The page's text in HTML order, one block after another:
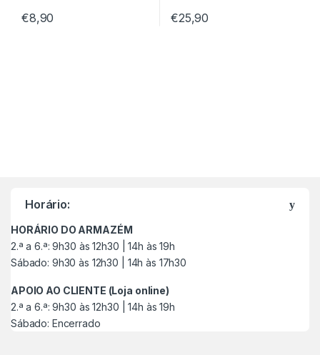
€8,90 €25,90
Horário:
HORÁRIO DO ARMAZÉM
2.ª a 6.ª: 9h30 às 12h30 | 14h às 19h
Sábado: 9h30 às 12h30 | 14h às 17h30
APOIO AO CLIENTE (Loja online)
2.ª a 6.ª: 9h30 às 12h30 | 14h às 19h
Sábado: Encerrado